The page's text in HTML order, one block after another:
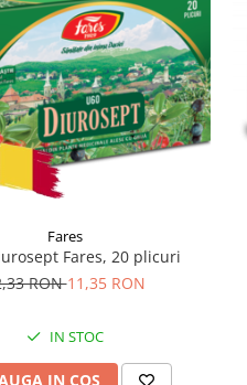
Fares
Fares, 20 plicuri
RON11,35 RON
IN STOC
IN COS